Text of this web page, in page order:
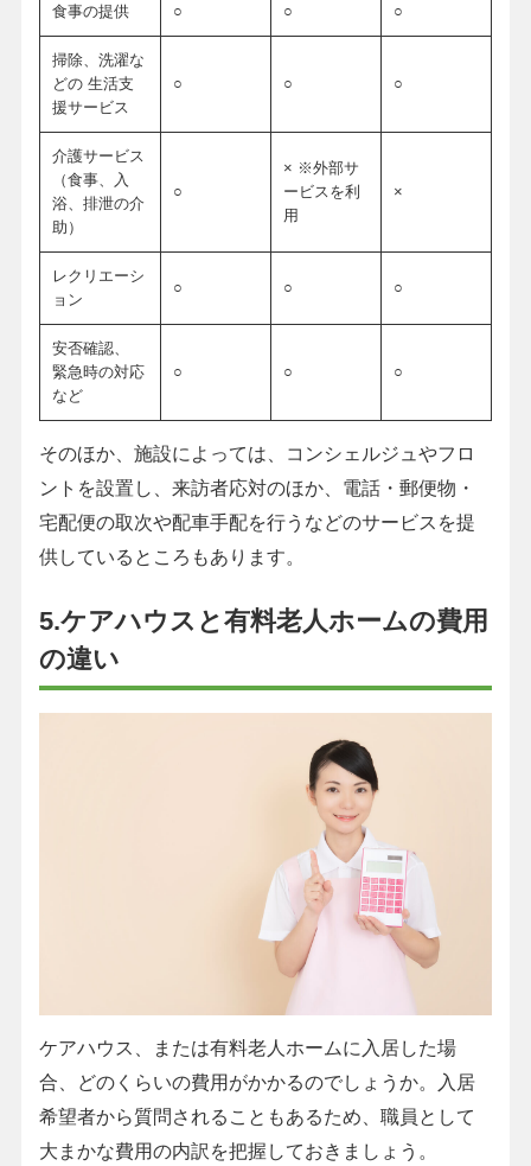
食事の提供 ○ ○ ○
掃除、洗濯な
どの 生活支
援サービス
○ ○ ○
介護サービス
（食事、入
浴、排泄の介
助）
○
× ※外部サ
ービスを利
用
×
レクリエーシ
ョン
○ ○ ○
安否確認、
緊急時の対応
など
○ ○ ○
そのほか、施設によっては、コンシェルジュやフロ
ントを設置し、来訪者応対のほか、電話・郵便物・
宅配便の取次や配車手配を行うなどのサービスを提
供しているところもあります。
5.ケアハウスと有料老人ホームの費用
の違い
ケアハウス、または有料老人ホームに入居した場
合、どのくらいの費用がかかるのでしょうか。入居
希望者から質問されることもあるため、職員として
大まかな費用の内訳を把握しておきましょう。